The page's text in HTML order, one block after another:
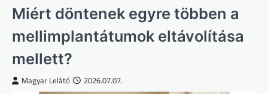
Miért döntenek egyre többen a
mellimplantátumok eltávolítása
mellett?
Magyar Lelátó 2026.07.07.